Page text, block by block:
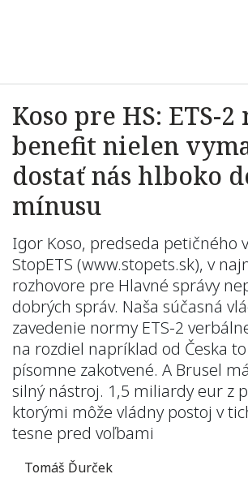
Koso pre HS: ETS-2
benefit nielen
dostať nás hlboko
mínusu
Igor Koso, predseda petičného
StopETS (www.stopets.sk), v
rozhovore pre Hlavné správy
dobrých správ. Naša súčasná
zavedenie normy ETS-2
na rozdiel napríklad od Česka
písomne zakotvené. A Brusel
silný nástroj. 1,5 miliardy eur z
ktorými môže vládny postoj v
tesne pred voľbami
Tomáš Ďurček